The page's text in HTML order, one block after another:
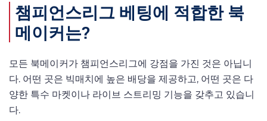
챔피언스리그 베팅에 적합한 북
메이커는?
모든 북메이커가 챔피언스리그에 강점을 가진 것은 아닙니
다. 어떤 곳은 빅매치에 높은 배당을 제공하고, 어떤 곳은 다
양한 특수 마켓이나 라이브 스트리밍 기능을 갖추고 있습니
다.